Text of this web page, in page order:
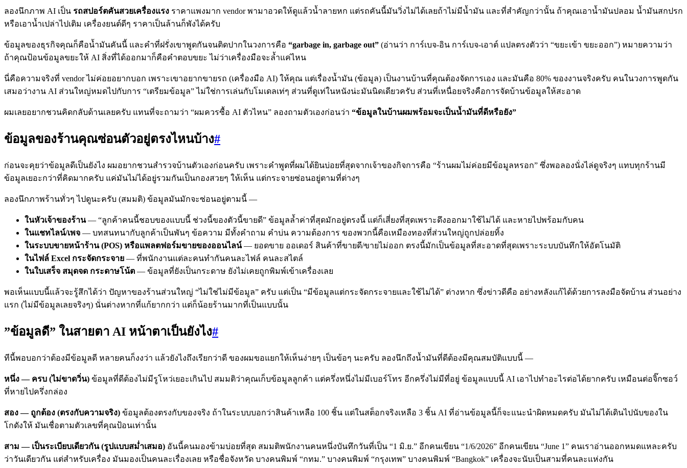
ลองนึกภาพ AI เป็น รถสปอร์ตคันสวยเครื่องแรง ราคาแพงมาก vendor พามาอวดให้ดูแล้วน้ำลายหก แต่รถคันนี้มันวิ่งไม่ได้เลยถ้าไม่มีน้ำมัน และที่สำคัญกว่านั้น ถ้าคุณเอาน้ำมันปลอม น้ำมันสกปรก
หรือเอาน้ำเปล่าไปเติม เครื่องยนต์ดีๆ ราคาเป็นล้านก็พังได้ครับ
ข้อมูลของธุรกิจคุณก็คือน้ำมันคันนี้ และคำที่ฝรั่งเขาพูดกันจนติดปากในวงการคือ “garbage in, garbage out” (อ่านว่า การ์เบจ-อิน การ์เบจ-เอาต์ แปลตรงตัวว่า “ขยะเข้า ขยะออก”) หมายความว่า
ถ้าคุณป้อนข้อมูลขยะให้ AI สิ่งที่ได้ออกมาก็คือคำตอบขยะ ไม่ว่าเครื่องมือจะล้ำแค่ไหน
นี่คือความจริงที่ vendor ไม่ค่อยอยากบอก เพราะเขาอยากขายรถ (เครื่องมือ AI) ให้คุณ แต่เรื่องน้ำมัน (ข้อมูล) เป็นงานบ้านที่คุณต้องจัดการเอง และมันคือ 80% ของงานจริงครับ คนในวงการพูดกัน
เสมอว่างาน AI ส่วนใหญ่หมดไปกับการ “เตรียมข้อมูล” ไม่ใช่การเล่นกับโมเดลเท่ๆ ส่วนที่ดูเท่ในหนังน่ะมันนิดเดียวครับ ส่วนที่เหนื่อยจริงคือการจัดบ้านข้อมูลให้สะอาด
ผมเลยอยากชวนคิดกลับด้านเลยครับ แทนที่จะถามว่า “ผมควรซื้อ AI ตัวไหน” ลองถามตัวเองก่อนว่า “ข้อมูลในบ้านผมพร้อมจะเป็นน้ำมันที่ดีหรือยัง”
ข้อมูลของร้านคุณซ่อนตัวอยู่ตรงไหนบ้าง#
ก่อนจะคุยว่าข้อมูลดีเป็นยังไง ผมอยากชวนสำรวจบ้านตัวเองก่อนครับ เพราะคำพูดที่ผมได้ยินบ่อยที่สุดจากเจ้าของกิจการคือ “ร้านผมไม่ค่อยมีข้อมูลหรอก” ซึ่งพอลองนั่งไล่ดูจริงๆ แทบทุกร้านมี
ข้อมูลเยอะกว่าที่คิดมากครับ แค่มันไม่ได้อยู่รวมกันเป็นกองสวยๆ ให้เห็น แต่กระจายซ่อนอยู่ตามที่ต่างๆ
ลองนึกภาพร้านทั่วๆ ไปดูนะครับ (สมมติ) ข้อมูลมันมักจะซ่อนอยู่ตามนี้ —
ในหัวเจ้าของร้าน— “ลูกค้าคนนี้ชอบของแบบนี้ ช่วงนี้ของตัวนี้ขายดี” ข้อมูลล้ำค่าที่สุดมักอยู่ตรงนี้ แต่ก็เสี่ยงที่สุดเพราะดึงออกมาใช้ไม่ได้ และหายไปพร้อมกับคน
ในแชทไลน์/เพจ — บทสนทนากับลูกค้าเป็นพันๆ ข้อความ มีทั้งคำถาม คำบ่น ความต้องการ ของพวกนี้คือเหมืองทองที่ส่วนใหญ่ถูกปล่อยทิ้ง
ในระบบขายหน้าร้าน (POS) หรือแพลตฟอร์มขายของออนไลน์— ยอดขาย ออเดอร์ สินค้าที่ขายดี/ขายไม่ออก ตรงนี้มักเป็นข้อมูลที่สะอาดที่สุดเพราะระบบบันทึกให้อัตโนมัติ
ในไฟล์ Excel กระจัดกระจาย — ที่พนักงานแต่ละคนทำกันคนละไฟล์ คนละสไตล์
ในใบเสร็จ สมุดจด กระดาษโน้ต — ข้อมูลที่ยังเป็นกระดาษ ยังไม่เคยถูกพิมพ์เข้าเครื่องเลย
พอเห็นแบบนี้แล้วจะรู้สึกได้ว่า ปัญหาของร้านส่วนใหญ่ “ไม่ใช่ไม่มีข้อมูล” ครับ แต่เป็น “มีข้อมูลแต่กระจัดกระจายและใช้ไม่ได้” ต่างหาก ซึ่งข่าวดีคือ อย่างหลังแก้ได้ด้วยการลงมือจัดบ้าน ส่วนอย่าง
แรก (ไม่มีข้อมูลเลยจริงๆ) นั่นต่างหากที่แก้ยากกว่า แต่ก็น้อยร้านมากที่เป็นแบบนั้น
”ข้อมูลดี” ในสายตา AI หน้าตาเป็นยังไง#
ทีนี้พอบอกว่าต้องมีข้อมูลดี หลายคนก็งงว่า แล้วยังไงถึงเรียกว่าดี ของผมขอแยกให้เห็นง่ายๆ เป็นข้อๆ นะครับ ลองนึกถึงน้ำมันที่ดีต้องมีคุณสมบัติแบบนี้ —
หนึ่ง — ครบ (ไม่ขาดวิ่น) ข้อมูลที่ดีต้องไม่มีรูโหว่เยอะเกินไป สมมติว่าคุณเก็บข้อมูลลูกค้า แต่ครึ่งหนึ่งไม่มีเบอร์โทร อีกครึ่งไม่มีที่อยู่ ข้อมูลแบบนี้ AI เอาไปทำอะไรต่อได้ยากครับ เหมือนต่อจิ๊กซอว์
ที่หายไปครึ่งกล่อง
สอง — ถูกต้อง (ตรงกับความจริง) ข้อมูลต้องตรงกับของจริง ถ้าในระบบบอกว่าสินค้าเหลือ 100 ชิ้น แต่ในสต็อกจริงเหลือ 3 ชิ้น AI ที่อ่านข้อมูลนี้ก็จะแนะนำผิดหมดครับ มันไม่ได้เดินไปนับของใน
โกดังให้ มันเชื่อตามตัวเลขที่คุณป้อนเท่านั้น
สาม — เป็นระเบียบเดียวกัน (รูปแบบสม่ำเสมอ) อันนี้คนมองข้ามบ่อยที่สุด สมมติพนักงานคนหนึ่งบันทึกวันที่เป็น “1 มิ.ย.” อีกคนเขียน “1/6/2026” อีกคนเขียน “June 1” คนเราอ่านออกหมดแหละครับ
ว่าวันเดียวกัน แต่สำหรับเครื่อง มันมองเป็นคนละเรื่องเลย หรือชื่อจังหวัด บางคนพิมพ์ “กทม.” บางคนพิมพ์ “กรุงเทพ” บางคนพิมพ์ “Bangkok” เครื่องจะนับเป็นสามที่คนละแห่งกัน